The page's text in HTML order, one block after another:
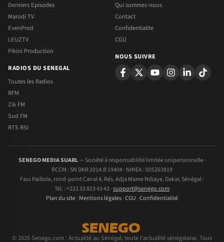
Derniers Episodes
Marodi TV
EvenProd
LEUZTV
Pikini Production
RADIOS DU SENEGAL
Toutes les Radios
RFM
Zik FM
Sud FM
RTS RSI
Qui sommes-nous
Contact
Confidentialite
CGU
NOUS SUIVRE
SENEGO MEDIA SUARL— Société à responsabilité limitée unipersonnelle ·
RCCM : SN DKR 2014.B 19404 · NINEA : 005263819
Fass Paillote, rond-point Canal 4, Rés. Adja Mame Ndiaye, Dakar, Sénégal ·
Tél. : +221 33 823 43 43 ·support@senego.com
Plan du site· Mentions légales·CGU ·Confidentialité
© 2026 Senego.com : Actualité au Sénégal, toute l'actualité sénégalaise. Tous